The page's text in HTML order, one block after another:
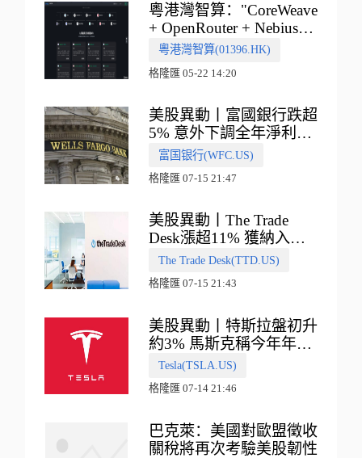
粵港灣智算："CoreWeave
+ OpenRouter + Nebius"
多向融合的中國智算新範
式
粵港灣智算(01396.HK)
格隆匯 05-22 14:20
美股異動丨富國銀行跌超
5% 意外下調全年淨利息
收入指引
富国银行(WFC.US)
格隆匯 07-15 21:47
美股異動丨The Trade
Desk漲超11% 獲納入標
普500指數
The Trade Desk(TTD.US)
格隆匯 07-15 21:43
美股異動丨特斯拉盤初升
約3% 馬斯克稱今年年底
會有‘史詩級震撼’的演示
Tesla(TSLA.US)
格隆匯 07-14 21:46
巴克萊：美國對歐盟徵收
關稅將再次考驗美股韌性